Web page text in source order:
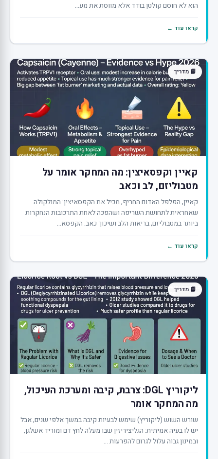
הוא לא חוסם קולטן בודד אלא מווסת את מע...
קראו עוד ←
📘 מדריך
קאיין וקפסאיצין: מה המחקר אומר על
מטבוליזם, לב וכאב
קאיין, הפלפל האדום החריף, מכיל את הקפסאיצין: המולקולה
שאחראית לתחושת השריפה ושהפכה לאחת התרכובות הנחקרות
ביותר במטבוליזם, בריאות הלב ושיכוך כאב. הקפסא...
קראו עוד ←
📘 מדריך
ליקוריץ DGL: צרבת, קיבה ומערכת העיכול,
מה המחקר אומר
שורש השוש (ליקוריץ) שימש לבעיות קיבה במשך אלפי שנים, אבל
יש לו בעיה אמיתית: הגליציריזין שבו מעלה לחץ דם ומוריד אשלגן,
ובמינון גבוה עלול לגרום להפרעות ...